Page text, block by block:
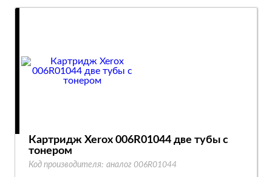
Картридж Xerox 006R01044 две тубы с
тонером
Код производителя: аналог 006R01044